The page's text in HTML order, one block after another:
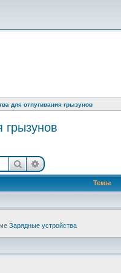
для отпугивания грызунов
грызунов
ПоискРасширенный поиск
Темы
Зарядные устройства